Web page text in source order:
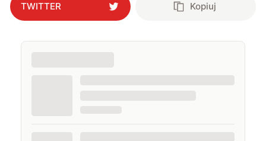
TWITTER Kopiuj